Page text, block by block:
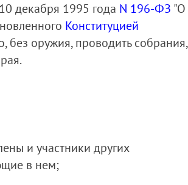
декабря 1995 года N 196-ФЗ "О
Конституцией
оружия, проводить собрания,
и участники других
в нем;